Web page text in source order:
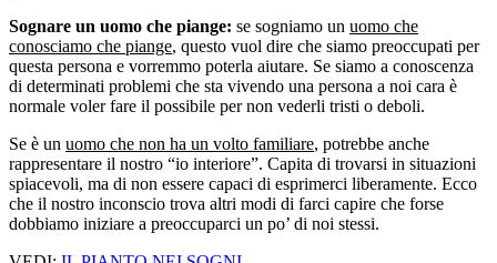
Sognare un uomo che piange: se sogniamo un uomo che
conosciamo che piange, questo vuol dire che siamo preoccupati per
questa persona e vorremmo poterla aiutare. Se siamo a conoscenza
di determinati problemi che sta vivendo una persona a noi cara è
normale voler fare il possibile per non vederli tristi o deboli.
Se è un uomo che non ha un volto familiare, potrebbe anche
rappresentare il nostro “io interiore”. Capita di trovarsi in situazioni
spiacevoli, ma di non essere capaci di esprimerci liberamente. Ecco
che il nostro inconscio trova altri modi di farci capire che forse
dobbiamo iniziare a preoccuparci un po’ di noi stessi.